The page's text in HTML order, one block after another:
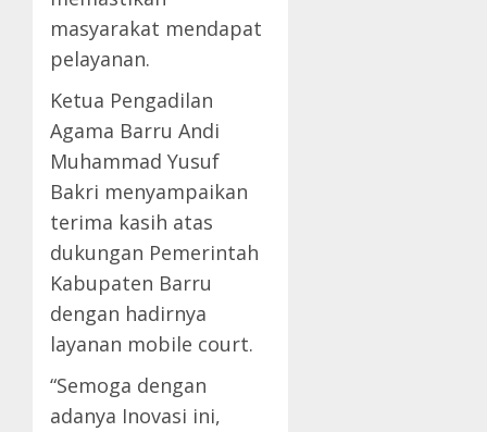
masyarakat mendapat
pelayanan.
Ketua Pengadilan
Agama Barru Andi
Muhammad Yusuf
Bakri menyampaikan
terima kasih atas
dukungan Pemerintah
Kabupaten Barru
dengan hadirnya
layanan mobile court.
“Semoga dengan
adanya Inovasi ini,